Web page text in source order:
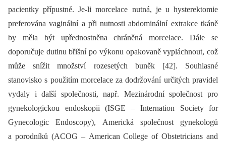
pacientky přípustné. Je-li morcelace nutná, je u hysterektomie
preferována vaginální a při nutnosti abdominální extrakce tkáně
by měla být upřednostněna chráněná morcelace. Dále se
doporučuje dutinu břišní po výkonu opakovaně vypláchnout, což
může snížit množství rozesetých buněk [42]. Souhlasné
stanovisko s použitím morcelace za dodržování určitých pravidel
vydaly i další společnosti, např. Mezinárodní společnost pro
gynekologickou endoskopii (ISGE –⁠ Internation Society for
Gynecologic Endoscopy), Americká společnost gynekologů
a porodníků (ACOG –⁠ American College of Obstetricians and